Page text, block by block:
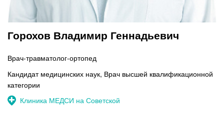
Горохов Владимир Геннадьевич
Врач-травматолог-ортопед
Кандидат медицинских наук, Врач высшей квалификационной
категории
Клиника МЕДСИ на Советской